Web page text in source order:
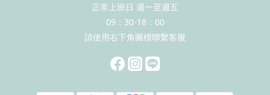
正常上班日 週一至週五
09：30-18：00
請使用右下角圖標聯繫客服